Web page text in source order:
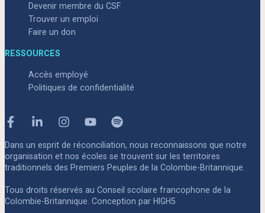
Devenir membre du CSF
Trouver un emploi
Faire un don
RESSOURCES
Accès employé
Politiques de confidentialité
FacebookLinkedinInstagramYoutubeSpotify
Dans un esprit de réconciliation, nous reconnaissons que notre
organisation et nos écoles se trouvent sur les territoires
traditionnels des Premiers Peuples de la Colombie-Britannique.
Tous droits réservés au Conseil scolaire francophone de la
Colombie-Britannique. Conception par HIGH5